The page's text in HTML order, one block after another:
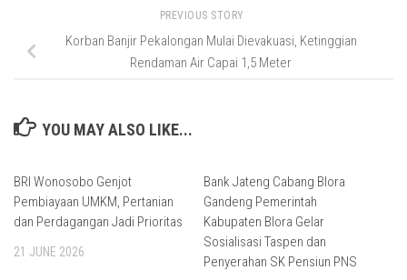
PREVIOUS STORY
Korban Banjir Pekalongan Mulai Dievakuasi, Ketinggian
Rendaman Air Capai 1,5 Meter
YOU MAY ALSO LIKE...
BRI Wonosobo Genjot
Pembiayaan UMKM, Pertanian
dan Perdagangan Jadi Prioritas
21 JUNE 2026
Bank Jateng Cabang Blora
Gandeng Pemerintah
Kabupaten Blora Gelar
Sosialisasi Taspen dan
Penyerahan SK Pensiun PNS